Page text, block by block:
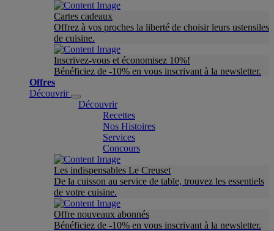
Cartes cadeaux
Offrez à vos proches la liberté de choisir leurs ustensiles
de cuisine.
Inscrivez-vous et économisez 10%!
Bénéficiez de -10% en vous inscrivant à la newsletter.
Offres
Découvrir
Découvrir
Recettes
Nos Histoires
Services
Concours
Les indispensables Le Creuset
De la cuisson au service de table, trouvez les essentiels
de votre cuisine.
Offre nouveaux abonnés
Bénéficiez de -10% en vous inscrivant à la newsletter.